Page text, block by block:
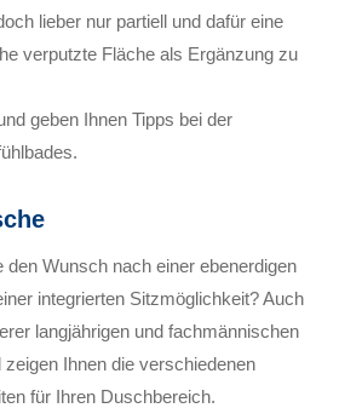
lieber nur partiell und dafür eine
verputzte Fläche als Ergänzung zu
geben Ihnen Tipps bei der
den Wunsch nach einer ebenerdigen
integrierten Sitzmöglichkeit? Auch
langjährigen und fachmännischen
Ihnen die verschiedenen
für Ihren Duschbereich.